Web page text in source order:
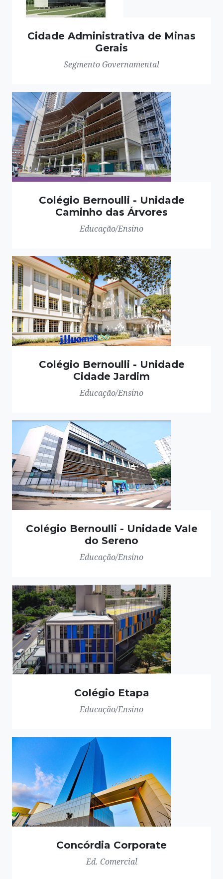
Cidade Administrativa de Minas
Gerais
Segmento Governamental
Colégio Bernoulli - Unidade
Caminho das Árvores
Educação/Ensino
Colégio Bernoulli - Unidade
Cidade Jardim
Educação/Ensino
Colégio Bernoulli - Unidade Vale
do Sereno
Educação/Ensino
Colégio Etapa
Educação/Ensino
Concórdia Corporate
Ed. Comercial